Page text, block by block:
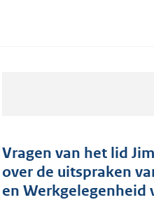
Vragen van het lid
over de uitspraken
en Werkgelegenheid